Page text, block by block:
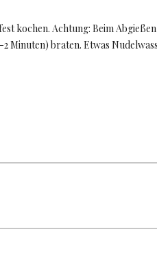
kochen. Achtung: Beim
Minuten) braten. Etwas